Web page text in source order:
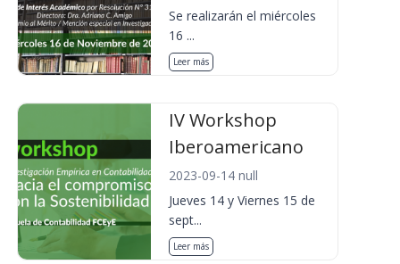
Se realizarán el miércoles
16 ...
Leer más
IV Workshop
Iberoamericano
2023-09-14 null
Jueves 14 y Viernes 15 de
sept...
Leer más